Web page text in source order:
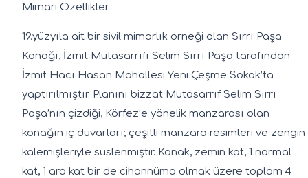
Mimari Özellikler
19.yüzyıla ait bir sivil mimarlık örneği olan Sırrı Paşa
Konağı, İzmit Mutasarrıfı Selim Sırrı Paşa tarafından
İzmit Hacı Hasan Mahallesi Yeni Çeşme Sokak’ta
yaptırılmıştır. Planını bizzat Mutasarrıf Selim Sırrı
Paşa’nın çizdiği, Körfez’e yönelik manzarası olan
konağın iç duvarları; çeşitli manzara resimleri ve zengin
kalemişleriyle süslenmiştir. Konak, zemin kat, 1 normal
kat, 1 ara kat bir de cihannüma olmak üzere toplam 4